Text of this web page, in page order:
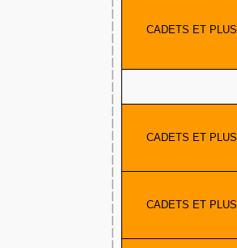
CADETS ET PLUS
CADETS ET PLUS
CADETS ET PLUS